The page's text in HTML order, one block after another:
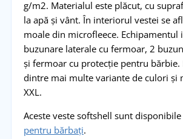
g/m2. Materialul este plăcut, cu
la apă și vânt. În interiorul vestei se
moale din microfleece. Echipamentul
buzunare laterale cu fermoar, 2
și fermoar cu protecție pentru bărbie.
dintre mai multe variante de culori și
XXL.
Aceste veste softshell sunt
pentru bărbați.